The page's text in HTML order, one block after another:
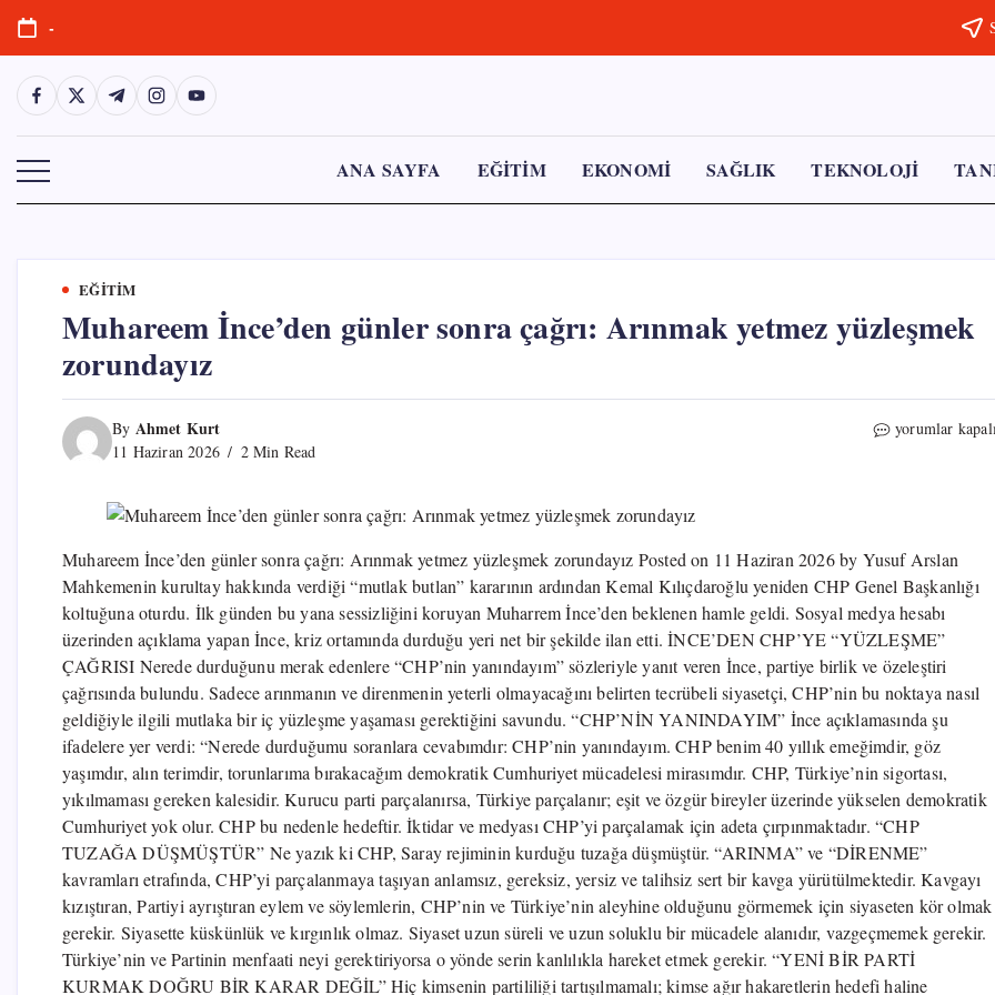
content
- Subscribe
https://www.facebook.com/
https://twitter.com/
https://t.me/
https://www.instagram.com/
https://youtube.com/
ANA SAYFA EĞİTİM EKONOMİ SAĞLIK TEKNOLOJİ
EĞITIM
Muhareem İnce’den günler sonra çağrı: Arınmak yetmez yüzleşmek
zorundayız
By Ahmet Kurt
11 Haziran 2026
2 Min Read
Muhareem
yetmez
yüzleşmek
zorundayız
için
yorumlar
Muhareem İnce’den günler sonra çağrı: Arınmak yetmez yüzleşmek zorundayız Posted on 11 Haziran 2026
by Yusuf Arslan Mahkemenin kurultay hakkında verdiği “mutlak butlan” kararının ardından Kemal
Kılıçdaroğlu yeniden CHP Genel Başkanlığı koltuğuna oturdu. İlk günden bu yana sessizliğini koruyan
Muharrem İnce’den beklenen hamle geldi. Sosyal medya hesabı üzerinden açıklama yapan İnce, kriz
ortamında durduğu yeri net bir şekilde ilan etti. İNCE’DEN CHP’YE “YÜZLEŞME” ÇAĞRISI Nerede
durduğunu merak edenlere “CHP’nin yanındayım” sözleriyle yanıt veren İnce, partiye birlik ve özeleştiri
çağrısında bulundu. Sadece arınmanın ve direnmenin yeterli olmayacağını belirten tecrübeli siyasetçi,
CHP’nin bu noktaya nasıl geldiğiyle ilgili mutlaka bir iç yüzleşme yaşaması gerektiğini savundu. “CHP’NİN
YANINDAYIM” İnce açıklamasında şu ifadelere yer verdi: “Nerede durduğumu soranlara cevabımdır:
CHP’nin yanındayım. CHP benim 40 yıllık emeğimdir, göz yaşımdır, alın terimdir, torunlarıma bırakacağım
demokratik Cumhuriyet mücadelesi mirasımdır. CHP, Türkiye’nin sigortası, yıkılmaması gereken kalesidir.
Kurucu parti parçalanırsa, Türkiye parçalanır; eşit ve özgür bireyler üzerinde yükselen demokratik
Cumhuriyet yok olur. CHP bu nedenle hedeftir. İktidar ve medyası CHP’yi parçalamak için adeta
çırpınmaktadır. “CHP TUZAĞA DÜŞMÜŞTÜR” Ne yazık ki CHP, Saray rejiminin kurduğu tuzağa düşmüştür.
“ARINMA” ve “DİRENME” kavramları etrafında, CHP’yi parçalanmaya taşıyan anlamsız, gereksiz, yersiz ve
talihsiz sert bir kavga yürütülmektedir. Kavgayı kızıştıran, Partiyi ayrıştıran eylem ve söylemlerin, CHP’nin
ve Türkiye’nin aleyhine olduğunu görmemek için siyaseten kör olmak gerekir. Siyasette küskünlük ve